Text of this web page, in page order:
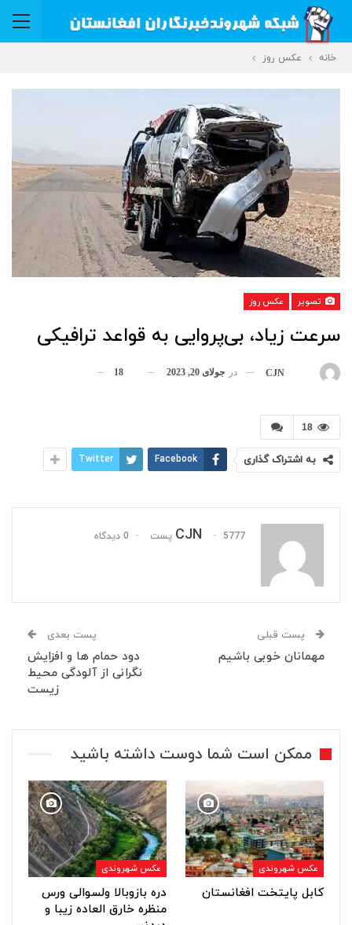
خانه عکس روز
تصویر عکس روز
سرعت زیاد، بی‌پروایی به قواعد ترافیکی
CJN در جولای 20, 2023 18
18
به اشتراک گذاری Facebook
Twitter
CJN 5777 پست 0 دیدگاه
پست قبلی
مهمانان خوبی باشیم
پست بعدی
دود حمام ها و افزایش
نگرانی از آلودگی محیط
زیست
ممکن است شما دوست داشته باشید
عکس شهروندی
کابل پایتخت افغانستان
عکس شهروندی
دره بازوبالا ولسوالی ورس
منظره خارق العاده زیبا و